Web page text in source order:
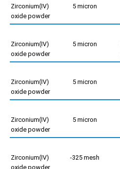
Zirconium(IV)
oxide powder
5 micron
Zirconium(IV)
oxide powder
5 micron
Zirconium(IV)
oxide powder
5 micron
Zirconium(IV)
oxide powder
5 micron
Zirconium(IV)
oxide powder
-325 mesh